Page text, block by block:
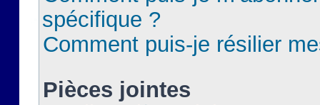
spécifique ?
Comment puis-je résilier
Pièces jointes